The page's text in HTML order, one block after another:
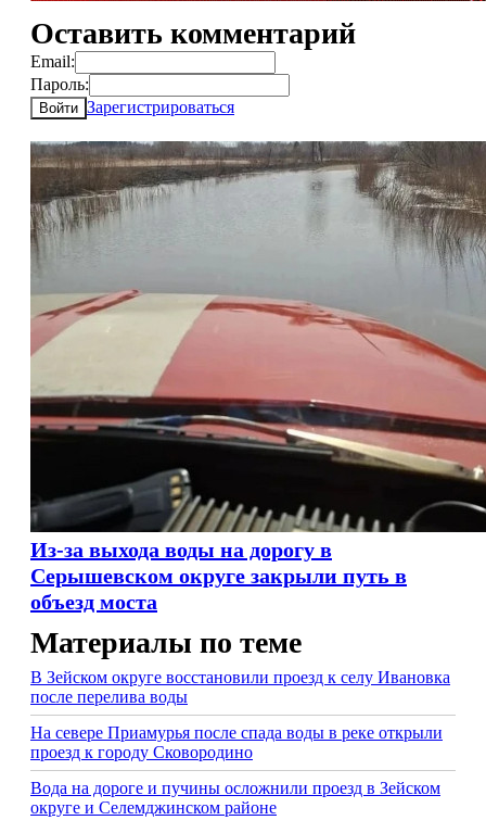
Оставить комментарий
Email:
Пароль:
Войти Зарегистрироваться
Из-за выхода воды на дорогу в
Серышевском округе закрыли путь в
объезд моста
Материалы по теме
В Зейском округе восстановили проезд к селу Ивановка
после перелива воды
На севере Приамурья после спада воды в реке открыли
проезд к городу Сковородино
Вода на дороге и пучины осложнили проезд в Зейском
округе и Селемджинском районе